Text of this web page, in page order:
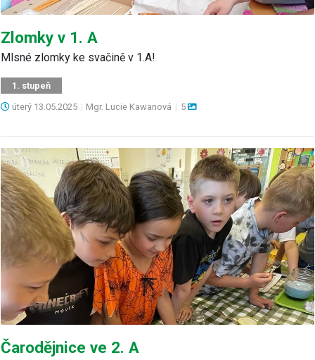
Zlomky v 1. A
Mlsné zlomky ke svačině v 1.A!
1. stupeň
úterý 13.05.2025 | Mgr. Lucie Kawanová | 5
Čarodějnice ve 2. A